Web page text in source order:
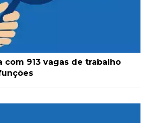
com 913 vagas de trabalho